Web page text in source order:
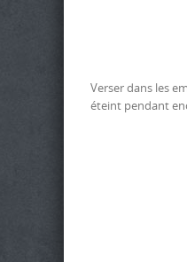
Verser dans les
éteint pendant